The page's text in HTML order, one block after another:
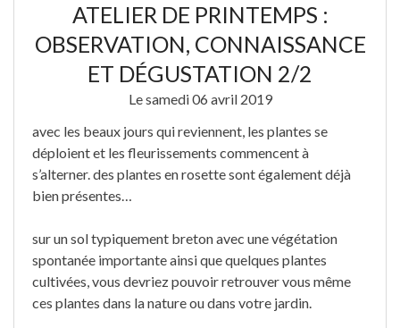
ATELIER DE PRINTEMPS :
OBSERVATION, CONNAISSANCE
ET DÉGUSTATION 2/2
Le samedi 06 avril 2019
avec les beaux jours qui reviennent, les plantes se
déploient et les fleurissements commencent à
s’alterner. des plantes en rosette sont également déjà
bien présentes…
sur un sol typiquement breton avec une végétation
spontanée importante ainsi que quelques plantes
cultivées, vous devriez pouvoir retrouver vous même
ces plantes dans la nature ou dans votre jardin.